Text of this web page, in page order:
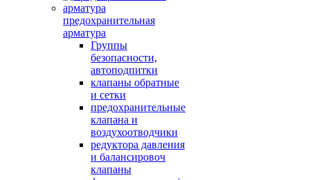
предохранительная
арматура
Группы
безопасности,
автоподпитки
клапаны обратные
и сетки
предохранительные
клапана и
воздухоотводчики
редуктора давления
и балансировоч
клапаны